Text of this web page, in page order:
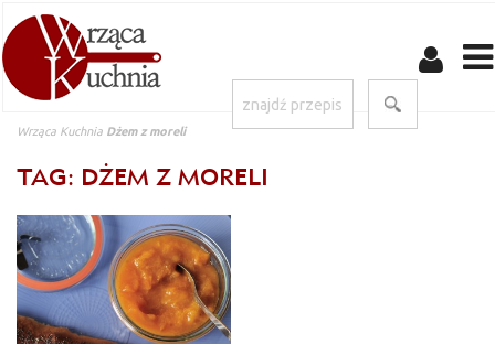
Wrząca Kuchnia Dżem z moreli
TAG: DŻEM Z MORELI